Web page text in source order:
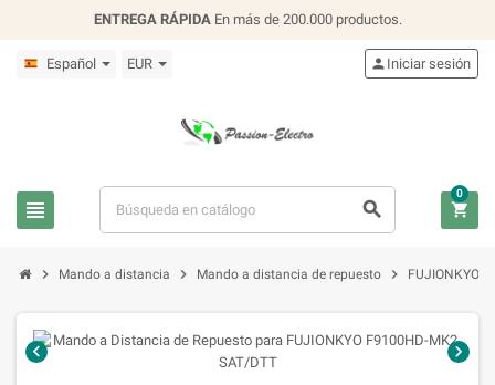
ENTREGA RÁPIDAEn más de 200.000 productos.
Español EUR
 
 Iniciar sesión

0
 Mando a distancia  Mando a distancia de repuesto  FUJIONKYO
 